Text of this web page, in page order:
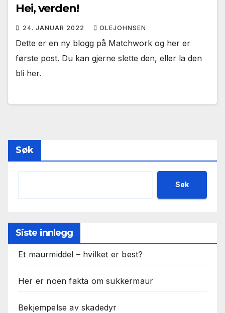
Hei, verden!
24. JANUAR 2022 OLEJOHNSEN
Dette er en ny blogg på Matchwork og her er
første post. Du kan gjerne slette den, eller la den
bli her.
Søk
Søk
Siste innlegg
Et maurmiddel – hvilket er best?
Her er noen fakta om sukkermaur
Bekjempelse av skadedyr